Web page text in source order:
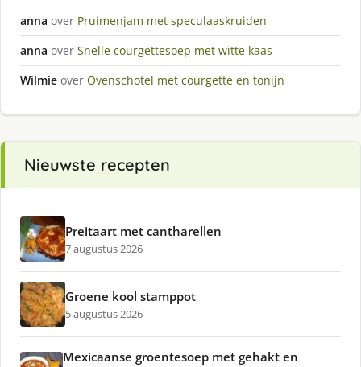
anna over Pruimenjam met speculaaskruiden
anna over Snelle courgettesoep met witte kaas
Wilmie over Ovenschotel met courgette en tonijn
Nieuwste recepten
Preitaart met cantharellen
7 augustus 2026
Groene kool stamppot
5 augustus 2026
Mexicaanse groentesoep met gehakt en